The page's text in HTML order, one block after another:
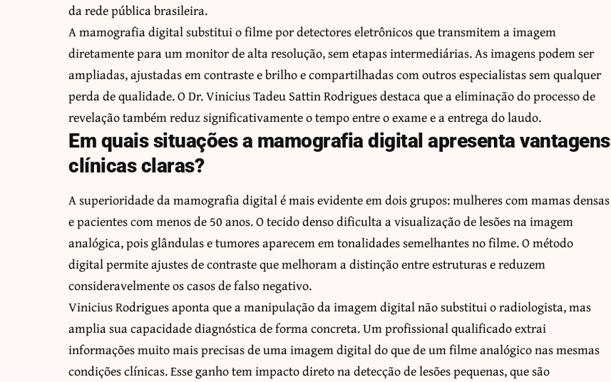
da rede pública brasileira.
A mamografia digital substitui o filme por detectores eletrônicos que transmitem a imagem
diretamente para um monitor de alta resolução, sem etapas intermediárias. As imagens podem ser
ampliadas, ajustadas em contraste e brilho e compartilhadas com outros especialistas sem qualquer
perda de qualidade. O Dr. Vinicius Tadeu Sattin Rodrigues destaca que a eliminação do processo de
revelação também reduz significativamente o tempo entre o exame e a entrega do laudo.
Em quais situações a mamografia digital apresenta vantagens
clínicas claras?
A superioridade da mamografia digital é mais evidente em dois grupos: mulheres com mamas densas
e pacientes com menos de 50 anos. O tecido denso dificulta a visualização de lesões na imagem
analógica, pois glândulas e tumores aparecem em tonalidades semelhantes no filme. O método
digital permite ajustes de contraste que melhoram a distinção entre estruturas e reduzem
consideravelmente os casos de falso negativo.
Vinicius Rodrigues aponta que a manipulação da imagem digital não substitui o radiologista, mas
amplia sua capacidade diagnóstica de forma concreta. Um profissional qualificado extrai
informações muito mais precisas de uma imagem digital do que de um filme analógico nas mesmas
condições clínicas. Esse ganho tem impacto direto na detecção de lesões pequenas, que são